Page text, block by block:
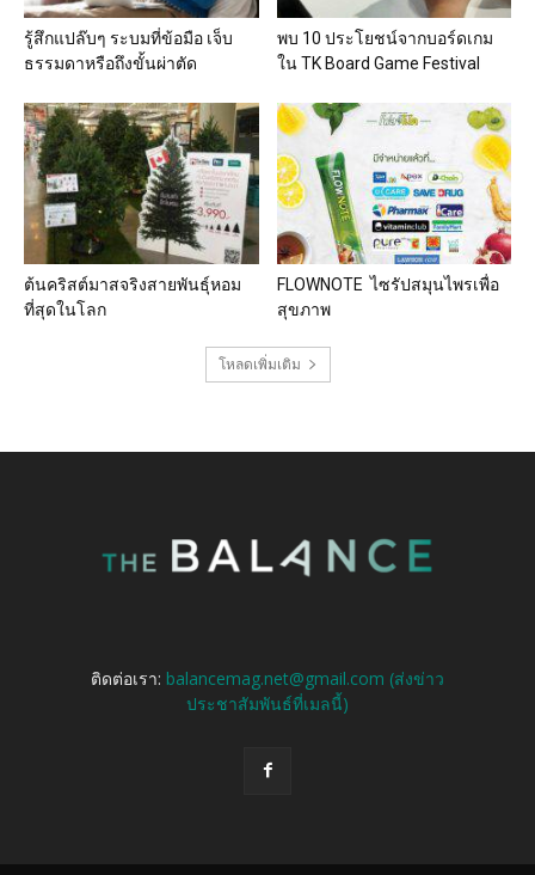
รู้สึกแปล๊บๆ ระบมที่ข้อมือ เจ็บ
ธรรมดาหรือถึงขั้นผ่าตัด
พบ 10 ประโยชน์จากบอร์ดเกม
ใน TK Board Game Festival
ต้นคริสต์มาสจริงสายพันธุ์หอม
ที่สุดในโลก
FLOWNOTE ไซรัปสมุนไพรเพื่อ
สุขภาพ
โหลดเพิ่มเติม
ติดต่อเรา: balancemag.net@gmail.com (ส่งข่าว
ประชาสัมพันธ์ที่เมลนี้)